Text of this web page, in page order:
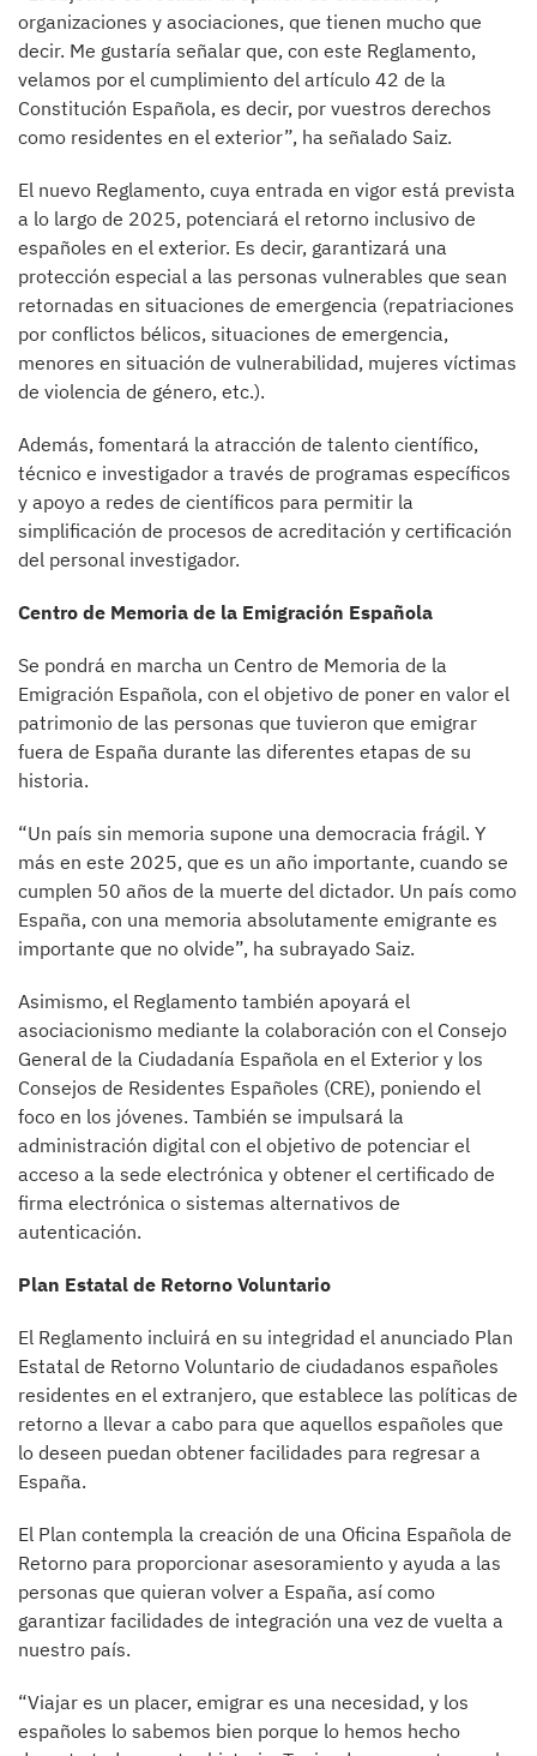
organizaciones y asociaciones, que tienen mucho que
decir. Me gustaría señalar que, con este Reglamento,
velamos por el cumplimiento del artículo 42 de la
Constitución Española, es decir, por vuestros derechos
como residentes en el exterior”, ha señalado Saiz.
El nuevo Reglamento, cuya entrada en vigor está prevista
a lo largo de 2025, potenciará el retorno inclusivo de
españoles en el exterior. Es decir, garantizará una
protección especial a las personas vulnerables que sean
retornadas en situaciones de emergencia (repatriaciones
por conflictos bélicos, situaciones de emergencia,
menores en situación de vulnerabilidad, mujeres víctimas
de violencia de género, etc.).
Además, fomentará la atracción de talento científico,
técnico e investigador a través de programas específicos
y apoyo a redes de científicos para permitir la
simplificación de procesos de acreditación y certificación
del personal investigador.
Centro de Memoria de la Emigración Española
Se pondrá en marcha un Centro de Memoria de la
Emigración Española, con el objetivo de poner en valor el
patrimonio de las personas que tuvieron que emigrar
fuera de España durante las diferentes etapas de su
historia.
“Un país sin memoria supone una democracia frágil. Y
más en este 2025, que es un año importante, cuando se
cumplen 50 años de la muerte del dictador. Un país como
España, con una memoria absolutamente emigrante es
importante que no olvide”, ha subrayado Saiz.
Asimismo, el Reglamento también apoyará el
asociacionismo mediante la colaboración con el Consejo
General de la Ciudadanía Española en el Exterior y los
Consejos de Residentes Españoles (CRE), poniendo el
foco en los jóvenes. También se impulsará la
administración digital con el objetivo de potenciar el
acceso a la sede electrónica y obtener el certificado de
firma electrónica o sistemas alternativos de
autenticación.
Plan Estatal de Retorno Voluntario
El Reglamento incluirá en su integridad el anunciado Plan
Estatal de Retorno Voluntario de ciudadanos españoles
residentes en el extranjero, que establece las políticas de
retorno a llevar a cabo para que aquellos españoles que
lo deseen puedan obtener facilidades para regresar a
España.
El Plan contempla la creación de una Oficina Española de
Retorno para proporcionar asesoramiento y ayuda a las
personas que quieran volver a España, así como
garantizar facilidades de integración una vez de vuelta a
nuestro país.
“Viajar es un placer, emigrar es una necesidad, y los
españoles lo sabemos bien porque lo hemos hecho